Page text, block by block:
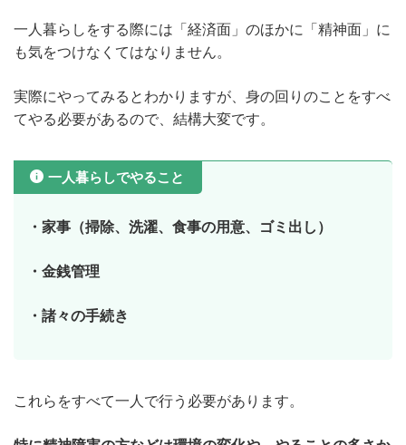
一人暮らしをする際には「経済面」のほかに「精神面」に
も気をつけなくてはなりません。
実際にやってみるとわかりますが、身の回りのことをすべ
てやる必要があるので、結構大変です。
一人暮らしでやること
・家事（掃除、洗濯、食事の用意、ゴミ出し）
・金銭管理
・諸々の手続き
これらをすべて一人で行う必要があります。